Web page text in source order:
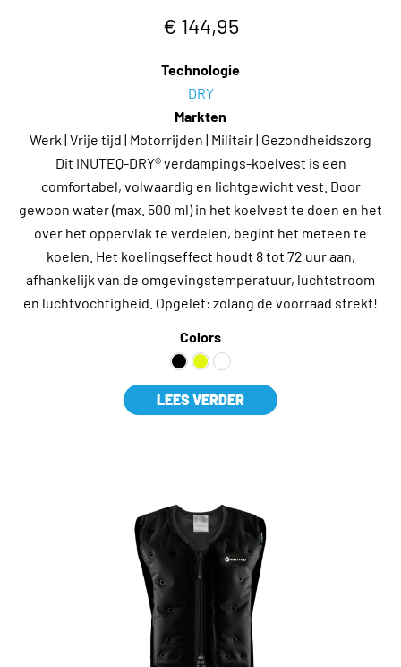
€ 144,95
Technologie
DRY
Markten
Werk | Vrije tijd | Motorrijden | Militair | Gezondheidszorg
Dit INUTEQ-DRY® verdampings-koelvest is een
comfortabel, volwaardig en lichtgewicht vest. Door
gewoon water (max. 500 ml) in het koelvest te doen en het
over het oppervlak te verdelen, begint het meteen te
koelen. Het koelingseffect houdt 8 tot 72 uur aan,
afhankelijk van de omgevingstemperatuur, luchtstroom
en luchtvochtigheid. Opgelet: zolang de voorraad strekt!
Colors
LEES VERDER